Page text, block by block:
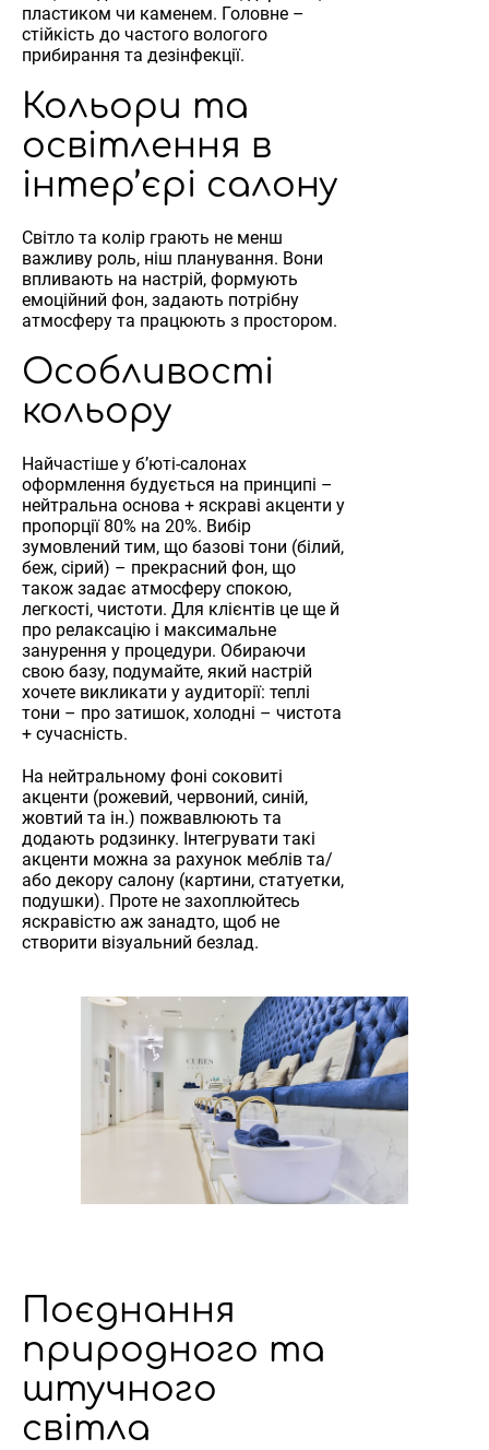
пластиком чи каменем. Головне –
стійкість до частого вологого
прибирання та дезінфекції.
Кольори та
освітлення в
інтер’єрі салону
Світло та колір грають не менш
важливу роль, ніш планування. Вони
впливають на настрій, формують
емоційний фон, задають потрібну
атмосферу та працюють з простором.
Особливості
кольору
Найчастіше у б’юті-салонах
оформлення будується на принципі –
нейтральна основа + яскраві акценти у
пропорції 80% на 20%. Вибір
зумовлений тим, що базові тони (білий,
беж, сірий) – прекрасний фон, що
також задає атмосферу спокою,
легкості, чистоти. Для клієнтів це ще й
про релаксацію і максимальне
занурення у процедури. Обираючи
свою базу, подумайте, який настрій
хочете викликати у аудиторії: теплі
тони – про затишок, холодні – чистота
+ сучасність.
На нейтральному фоні соковиті
акценти (рожевий, червоний, синій,
жовтий та ін.) пожвавлюють та
додають родзинку. Інтегрувати такі
акценти можна за рахунок меблів та/
або декору салону (картини, статуетки,
подушки). Проте не захоплюйтесь
яскравістю аж занадто, щоб не
створити візуальний безлад.
Поєднання
природного та
штучного
світла